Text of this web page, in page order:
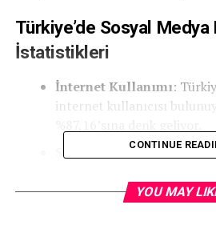
Türkiye’de Sosyal Medya
İstatistikleri
İnternet Kullanımı:
internet kullanıcısı
Sosyal Medya Kullanıcı
aşmış durumda.
CONTINUE
YOU MAY